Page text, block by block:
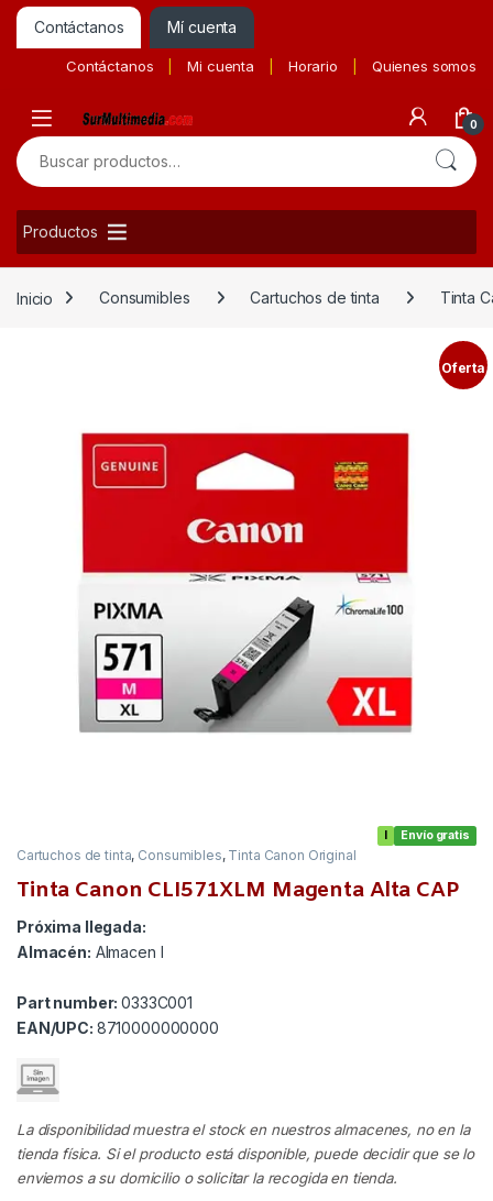
Contáctanos Mí cuenta
Contáctanos Mi cuenta Horario Quienes somos
0
Buscar por:
Productos
Inicio Consumibles Cartuchos de tinta Tinta
Envío gratis
Oferta
Cartuchos de tinta, Consumibles, Tinta Canon Original
Tinta Canon CLI571XLM Magenta Alta CAP
Próxima llegada:
Almacén: Almacen I
Part number:0333C001
EAN/UPC: 8710000000000
La disponibilidad muestra el stock en nuestros almacenes, no en la
tienda física. Si el producto está disponible, puede decidir que se lo
enviemos a su domicilio o solicitar la recogida en tienda.